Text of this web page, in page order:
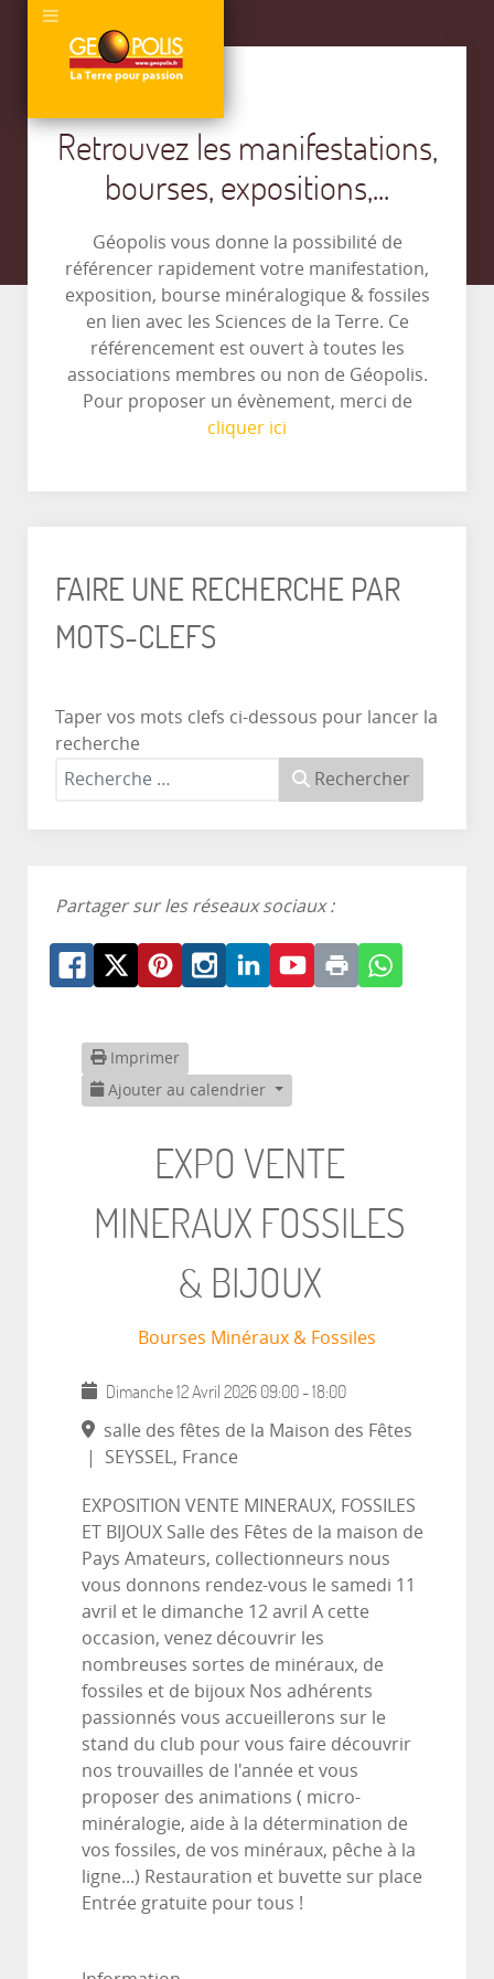
Retrouvez les manifestations,
bourses, expositions,...
Géopolis vous donne la possibilité de
référencer rapidement votre manifestation,
exposition, bourse minéralogique & fossiles
en lien avec les Sciences de la Terre. Ce
référencement est ouvert à toutes les
associations membres ou non de Géopolis.
Pour proposer un évènement, merci de
cliquer ici
FAIRE UNE RECHERCHE PAR
MOTS-CLEFS
Taper vos mots clefs ci-dessous pour lancer la
recherche
Rechercher
Partager sur les réseaux sociaux :
Imprimer
Ajouter au calendrier
EXPO VENTE
MINERAUX FOSSILES
& BIJOUX
Bourses Minéraux & Fossiles
Dimanche 12 Avril 2026 09:00 -18:00
salle des fêtes de la Maison des Fêtes
|
SEYSSEL, France
EXPOSITION VENTE MINERAUX, FOSSILES
ET BIJOUX Salle des Fêtes de la maison de
Pays Amateurs, collectionneurs nous
vous donnons rendez-vous le samedi 11
avril et le dimanche 12 avril A cette
occasion, venez découvrir les
nombreuses sortes de minéraux, de
fossiles et de bijoux Nos adhérents
passionnés vous accueillerons sur le
stand du club pour vous faire découvrir
nos trouvailles de l'année et vous
proposer des animations ( micro-
minéralogie, aide à la détermination de
vos fossiles, de vos minéraux, pêche à la
ligne...) Restauration et buvette sur place
Entrée gratuite pour tous !